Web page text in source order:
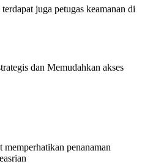
juga petugas keamanan di
dan Memudahkan akses
penanaman